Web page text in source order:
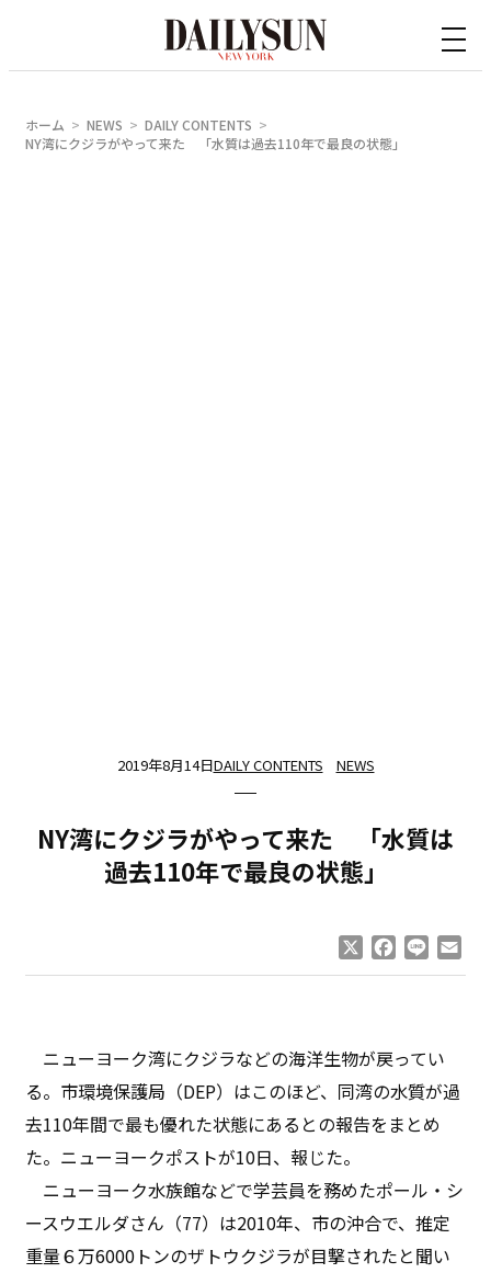
ホーム NEWS
DAILY CONTENTS
NY湾にクジラがやって来た 「水質は過去110年で最良の状態」
2019年8月14日DAILY CONTENTS NEWS
NY湾にクジラがやって来た 「水質は
過去110年で最良の状態」
Facebook
Line
ニューヨーク湾にクジラなどの海洋生物が戻ってい
る。市環境保護局（DEP）はこのほど、同湾の水質が過
去110年間で最も優れた状態にあるとの報告をまとめ
た。ニューヨークポストが10日、報じた。
ニューヨーク水族館などで学芸員を務めたポール・シ
ースウエルダさん（77）は2010年、市の沖合で、推定
重量６万6000トンのザトウクジラが目撃されたと聞い